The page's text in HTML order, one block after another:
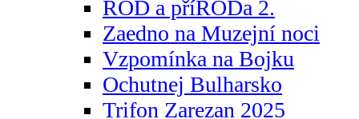
ROD a příRODa 2.
Zaedno na Muzejní noci
Vzpomínka na Bojku
Ochutnej Bulharsko
Trifon Zarezan 2025